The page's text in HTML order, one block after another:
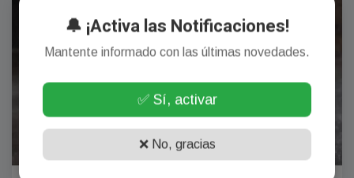
🔔 ¡Activa las Notificaciones!
Mantente informado con las últimas novedades.
✅ Sí, activar
❌ No, gracias